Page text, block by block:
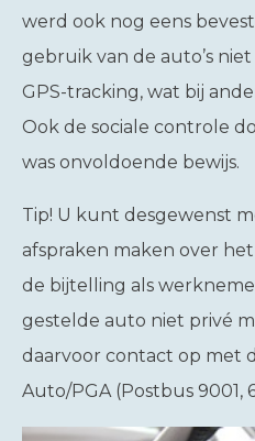
werd ook nog eens
gebruik van de auto’s
GPS-tracking, wat bij
Ook de sociale controle
was onvoldoende bewijs.
Tip! U kunt desgewenst
afspraken maken over
de bijtelling als
gestelde auto niet privé
daarvoor contact op met
Auto/PGA (Postbus 9001,